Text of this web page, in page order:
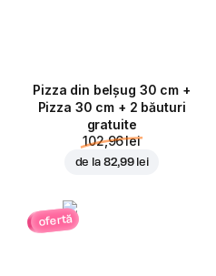
Pizza din belșug 30 cm +
Pizza 30 cm + 2 băuturi
gratuite
102,96 lei
de la 82,99 lei
ofertă